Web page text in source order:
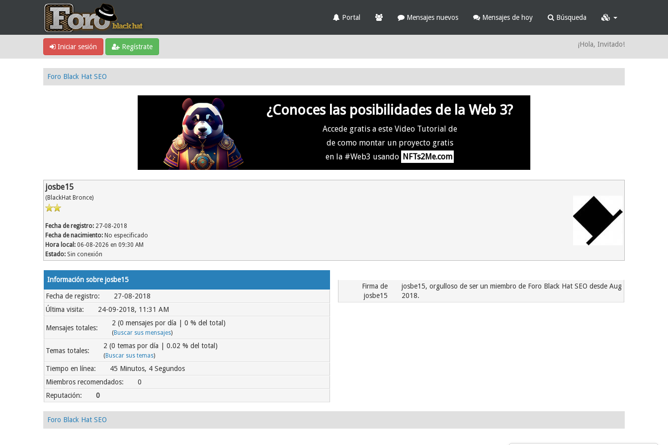
Portal Mensajes nuevos Mensajes de hoy Búsqueda
Iniciar sesión Regístrate ¡Hola, Invitado!
Foro Black Hat SEO
¿Conoces las posibilidades de la Web 3?
Accede gratis a este Video Tutorial de
de como montar un proyecto gratis
en la #Web3 usando NFTs2Me.com
josbe15
(BlackHat Bronce)
Fecha de registro: 27-08-2018
Fecha de nacimiento: No especificado
Hora local: 06-08-2026 en 09:30 AM
Estado: Sin conexión
Información sobre josbe15
Fecha de registro:
27-08-2018
Última visita:
24-09-2018, 11:31 AM
Mensajes totales:
2 (0 mensajes por día | 0 % del total)
(Buscar sus mensajes)
Temas totales:
2 (0 temas por día | 0.02 % del total)
(Buscar sus temas)
Tiempo en línea:
45 Minutos, 4 Segundos
Miembros recomendados:
0
Reputación:
0
Firma de
josbe15
josbe15, orgulloso de ser un miembro de Foro Black Hat SEO desde Aug
2018.
Foro Black Hat SEO